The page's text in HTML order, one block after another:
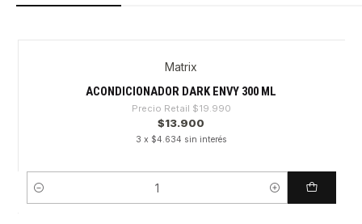
Matrix
ACONDICIONADOR DARK ENVY 300 ML
Precio Retail $19.990
$13.900
3 x $4.634 sin interés
Cantidad